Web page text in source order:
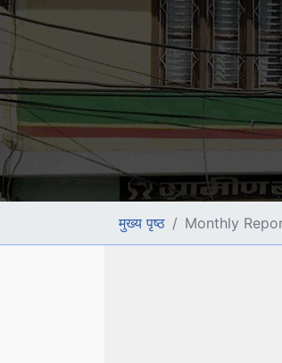
मुख्य पृष्ठ Monthly